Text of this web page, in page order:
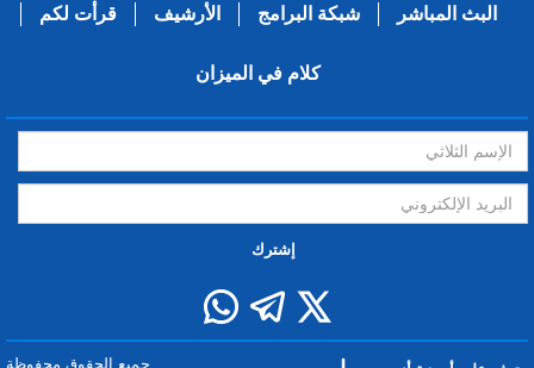
البث المباشر شبكة البرامج الأرشيف قرأت لكم
كلام في الميزان
إشترك
جميع الحقوق محفوظة